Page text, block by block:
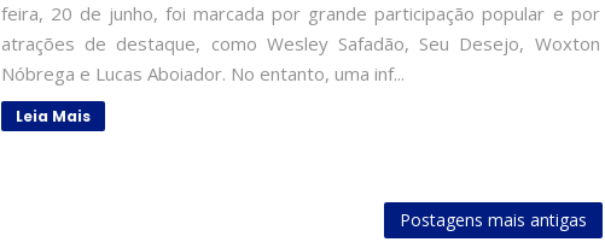
feira, 20 de junho, foi marcada por grande participação popular e por
atrações de destaque, como Wesley Safadão, Seu Desejo, Woxton
Nóbrega e Lucas Aboiador. No entanto, uma inf...
Leia Mais
Postagens mais antigas